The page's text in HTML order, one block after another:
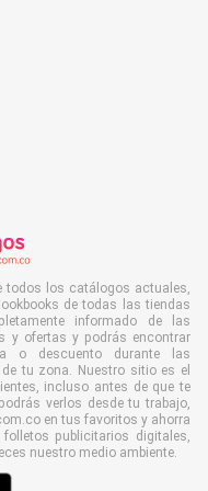
todos los catálogos actuales,
de todas las tiendas
informado de las
y ofertas y podrás encontrar
o descuento durante las
tu zona. Nuestro sitio es el
incluso antes de que te
verlos desde tu trabajo,
en tus favoritos y ahorra
publicitarios digitales,
nuestro medio ambiente.